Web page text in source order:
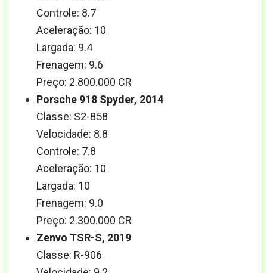
Controle: 8.7
Aceleração: 10
Largada: 9.4
Frenagem: 9.6
Preço: 2.800.000 CR
Porsche 918 Spyder, 2014
Classe: S2-858
Velocidade: 8.8
Controle: 7.8
Aceleração: 10
Largada: 10
Frenagem: 9.0
Preço: 2.300.000 CR
Zenvo TSR-S, 2019
Classe: R-906